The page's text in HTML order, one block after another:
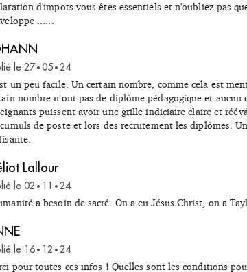
d'impots vous êtes essentiels et n'oubliez pas
......
le 27 • 05 • 24
un peu facile. Un certain nombre, comme cela est
nombre n’ont pas de diplôme pédagogique et
puissent avoir une grille indiciaire claire et
de poste et lors des recrutement les diplômes.
Lallour
le 02 • 11 • 24
a besoin de sacré. On a eu Jésus Christ, on a
le 16 • 12 • 24
pour toutes ces infos ! Quelles sont les conditions